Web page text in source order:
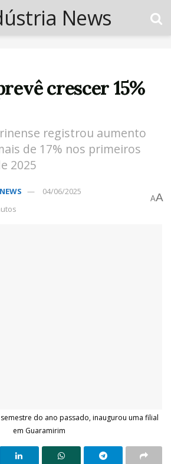
crescer 15%
registrou aumento
de 17% nos primeiros
2025
04/06/2025
AA
do ano passado, inaugurou uma filial
em Guaramirim